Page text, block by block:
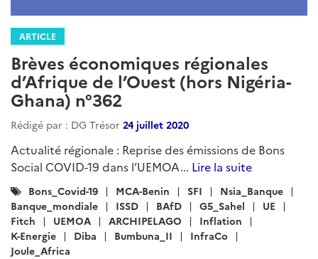
ARTICLE
Brèves économiques régionales
d’Afrique de l’Ouest (hors Nigéria-
Ghana) n°362
Rédigé par : DG Trésor 24 juillet 2020
Actualité régionale : Reprise des émissions de Bons
Social COVID-19 dans l’UEMOA... Lire la suite
Catégories
:
Bons_Covid-19 MCA-Benin SFI
Nsia_Banque
Banque_mondiale
ISSD BAfD G5_Sahel
UE
Fitch
UEMOA ARCHIPELAGO
Inflation
K-Energie
Diba Bumbuna_II
InfraCo
Joule_Africa